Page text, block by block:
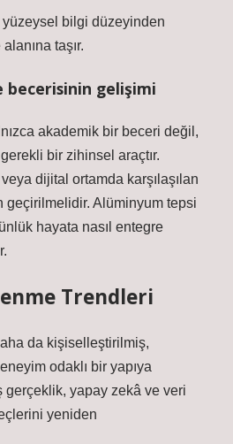
bilgi düzeyinden
taşır.
becerisinin gelişimi
akademik bir beceri değil,
bir zihinsel araçtır.
dijital ortamda karşılaşılan
geçirilmelidir. Alüminyum tepsi
hayata nasıl entegre
Trendleri
da kişiselleştirilmiş,
odaklı bir yapıya
gerçeklik, yapay zekâ ve veri
yeniden